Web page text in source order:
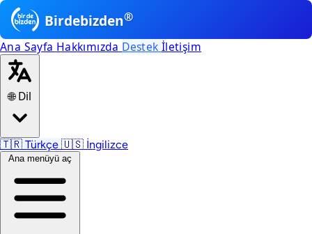
Birdebizden®
Ana Sayfa Hakkımızda Destek İletişim
🌐 Dil
🇹🇷 Türkçe 🇺🇸 İngilizce
Ana menüyü aç